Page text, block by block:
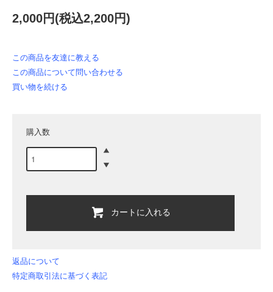
2,000円(税込2,200円)
この商品を友達に教える
この商品について問い合わせる
買い物を続ける
購入数
カートに入れる
返品について
特定商取引法に基づく表記